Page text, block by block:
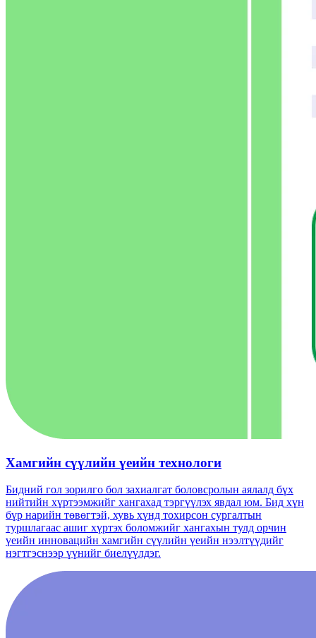
Хамгийн сүүлийн үеийн технологи
Бидний гол зорилго бол захиалгат боловсролын аялалд бүх
нийтийн хүртээмжийг хангахад тэргүүлэх явдал юм. Бид хүн
бүр нарийн төвөгтэй, хувь хүнд тохирсон сургалтын
туршлагаас ашиг хүртэх боломжийг хангахын тулд орчин
үеийн инновацийн хамгийн сүүлийн үеийн нээлтүүдийг
нэгтгэснээр үүнийг биелүүлдэг.